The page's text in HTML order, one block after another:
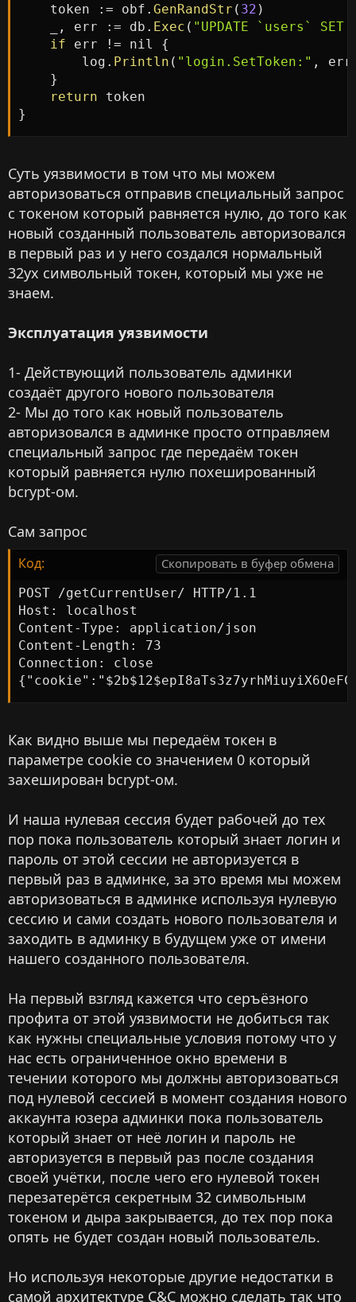
    token
: = obf . GenRandStr ( 32 )
, err : = db . Exec ( "UPDATE `users`
if err != nil {
        log
. Println ( "login.SetToken:" , err
}
return
}
Суть уязвимости в том что мы можем
авторизоваться отправив специальный запрос
с токеном который равняется нулю, до того как
новый созданный пользователь авторизовался
в первый раз и у него создался нормальный
32ух символьный токен, который мы уже не
знаем.
Эксплуатация уязвимости
1- Действующий пользователь админки
создаёт другого нового пользователя
2- Мы до того как новый пользователь
авторизовался в админке просто отправляем
специальный запрос где передаём токен
который равняется нулю похешированный
bcrypt-ом.
Сам запрос
Код: Скопировать в буфер обмена
POST /getCurrentUser/ HTTP/1.1
Host: localhost
Content-Type: application/json
Content-Length: 73
Connection: close
Как видно выше мы передаём токен в
параметре cookie со значением 0 который
захеширован bcrypt-ом.
И наша нулевая сессия будет рабочей до тех
пор пока пользователь который знает логин и
пароль от этой сессии не авторизуется в
первый раз в админке, за это время мы можем
авторизоваться в админке используя нулевую
сессию и сами создать нового пользователя и
заходить в админку в будущем уже от имени
нашего созданного пользователя.
На первый взгляд кажется что серъёзного
профита от этой уязвимости не добиться так
как нужны специальные условия потому что у
нас есть ограниченное окно времени в
течении которого мы должны авторизоваться
под нулевой сессией в момент создания нового
аккаунта юзера админки пока пользователь
который знает от неё логин и пароль не
авторизуется в первый раз после создания
своей учётки, после чего его нулевой токен
перезатерётся секретным 32 символьным
токеном и дыра закрывается, до тех пор пока
опять не будет создан новый пользователь.
Но используя некоторые другие недостатки в
самой архитектуре C&C можно сделать так что